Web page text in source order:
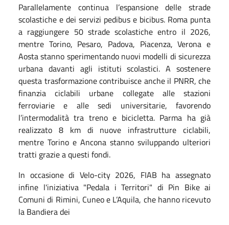
Parallelamente continua l’espansione delle strade
scolastiche e dei servizi pedibus e bicibus. Roma punta
a raggiungere 50 strade scolastiche entro il 2026,
mentre Torino, Pesaro, Padova, Piacenza, Verona e
Aosta stanno sperimentando nuovi modelli di sicurezza
urbana davanti agli istituti scolastici. A sostenere
questa trasformazione contribuisce anche il PNRR, che
finanzia ciclabili urbane collegate alle stazioni
ferroviarie e alle sedi universitarie, favorendo
l’intermodalità tra treno e bicicletta. Parma ha già
realizzato 8 km di nuove infrastrutture ciclabili,
mentre Torino e Ancona stanno sviluppando ulteriori
tratti grazie a questi fondi.
In occasione di Velo-city 2026, FIAB ha assegnato
infine l'iniziativa "Pedala i Territori" di Pin Bike ai
Comuni di Rimini, Cuneo e L’Aquila, che hanno ricevuto
la Bandiera dei